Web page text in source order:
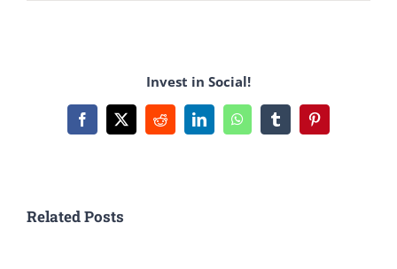
করতে
Invest in Social!
Facebook
X RedditLinkedInWhatsAppTumblrPinterest
Related Posts